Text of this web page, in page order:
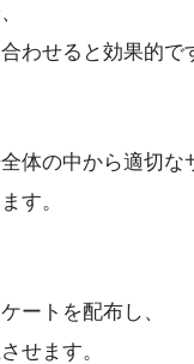
わせると効果的で
体の中から適切な
す。
ートを配布し、
せます。